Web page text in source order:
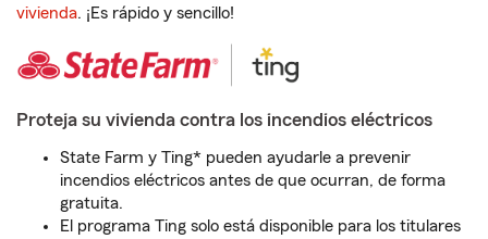
vivienda. ¡Es rápido y sencillo!
Proteja su vivienda contra los incendios eléctricos
State Farm y Ting* pueden ayudarle a prevenir
incendios eléctricos antes de que ocurran, de forma
gratuita.
El programa Ting solo está disponible para los titulares